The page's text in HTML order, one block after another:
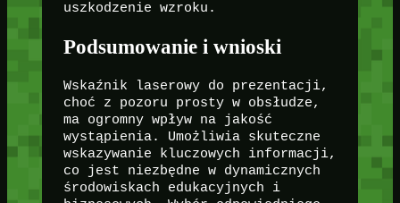
uszkodzenie wzroku.
Podsumowanie i wnioski
Wskaźnik laserowy do prezentacji,
choć z pozoru prosty w obsłudze,
ma ogromny wpływ na jakość
wystąpienia. Umożliwia skuteczne
wskazywanie kluczowych informacji,
co jest niezbędne w dynamicznych
środowiskach edukacyjnych i